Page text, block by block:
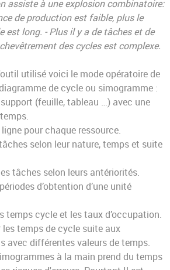
assiste à une explosion combinatoire:
de production est faible, plus le
est long. - Plus il y a de tâches et de
des cycles est complexe.
utilisé voici le mode opératoire de
de cycle ou simogramme :
(feuille, tableau …) avec une
pour chaque ressource.
selon leur nature, temps et suite
tâches selon leurs antériorités.
d’obtention d’une unité
temps cycle et les taux d’occupation.
les temps de cycle suite aux
avec différentes valeurs de temps.
à la main prend du temps